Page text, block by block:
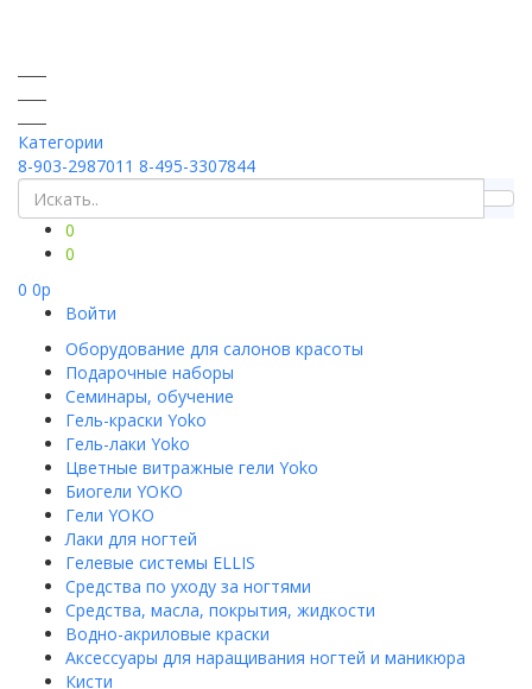
Категории
8-903-2987011 8-495-3307844
0
0
0 0p
Войти
Оборудование для салонов красоты
Подарочные наборы
Семинары, обучение
Гель-краски Yoko
Гель-лаки Yoko
Цветные витражные гели Yoko
Биогели YOKO
Гели YOKO
Лаки для ногтей
Гелевые системы ELLIS
Средства по уходу за ногтями
Средства, масла, покрытия, жидкости
Водно-акриловые краски
Аксессуары для наращивания ногтей и маникюра
Кисти